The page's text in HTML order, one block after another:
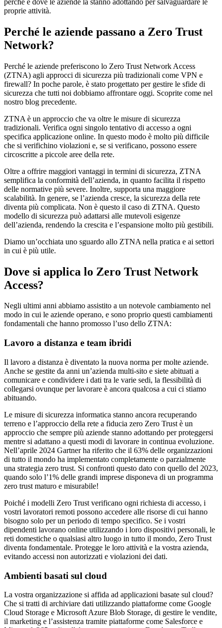
proprie attività.
Perché le aziende passano a Zero Trust
Network?
Perché le aziende preferiscono lo Zero Trust Network Access
(ZTNA) agli approcci di sicurezza più tradizionali come VPN e
firewall? In poche parole, è stato progettato per gestire le sfide di
sicurezza che tutti noi dobbiamo affrontare oggi. Scoprite come nel
nostro blog precedente.
ZTNA è un approccio che va oltre le misure di sicurezza
tradizionali. Verifica ogni singolo tentativo di accesso a ogni
specifica applicazione online. In questo modo è molto più difficile
che si verifichino violazioni e, se si verificano, possono essere
circoscritte a piccole aree della rete.
Oltre a offrire maggiori vantaggi in termini di sicurezza, ZTNA
semplifica la conformità dell’azienda, in quanto facilita il rispetto
delle normative più severe. Inoltre, supporta una maggiore
scalabilità. In genere, se l’azienda cresce, la sicurezza della rete
diventa più complicata. Non è questo il caso di ZTNA. Questo
modello di sicurezza può adattarsi alle mutevoli esigenze
dell’azienda, rendendo la crescita e l’espansione molto più gestibili.
Diamo un’occhiata uno sguardo allo ZTNA nella pratica e ai settori
in cui è più utile.
Dove si applica lo Zero Trust Network
Access?
Negli ultimi anni abbiamo assistito a un notevole cambiamento nel
modo in cui le aziende operano, e sono proprio questi cambiamenti
fondamentali che hanno promosso l’uso dello ZTNA:
Lavoro a distanza e team ibridi
Il lavoro a distanza è diventato la nuova norma per molte aziende.
Anche se gestite da anni un’azienda multi-sito e siete abituati a
comunicare e condividere i dati tra le varie sedi, la flessibilità di
collegarsi ovunque per lavorare è ancora qualcosa a cui ci stiamo
abituando.
Le misure di sicurezza informatica stanno ancora recuperando
terreno e l’approccio della rete a fiducia zero Zero Trust è un
approccio che sempre più aziende stanno adottando per proteggersi
mentre si adattano a questi modi di lavorare in continua evoluzione.
Nell’aprile 2024 Gartner ha riferito che il 63% delle organizzazioni
di tutto il mondo ha implementato completamente o parzialmente
una strategia zero trust. Si confronti questo dato con quello del 2023,
quando solo l’1% delle grandi imprese disponeva di un programma
zero trust maturo e misurabile!
Poiché i modelli Zero Trust verificano ogni richiesta di accesso, i
vostri lavoratori remoti possono accedere alle risorse di cui hanno
bisogno solo per un periodo di tempo specifico. Se i vostri
dipendenti lavorano online utilizzando i loro dispositivi personali, le
reti domestiche o qualsiasi altro luogo in tutto il mondo, Zero Trust
diventa fondamentale. Protegge le loro attività e la vostra azienda,
evitando accessi non autorizzati e violazioni dei dati.
Ambienti basati sul cloud
La vostra organizzazione si affida ad applicazioni basate sul cloud?
Che si tratti di archiviare dati utilizzando piattaforme come Google
Cloud Storage e Microsoft Azure Blob Storage, di gestire le vendite,
il marketing e l’assistenza tramite piattaforme come Salesforce e